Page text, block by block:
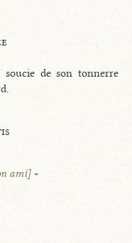
de son tonnerre
ami]